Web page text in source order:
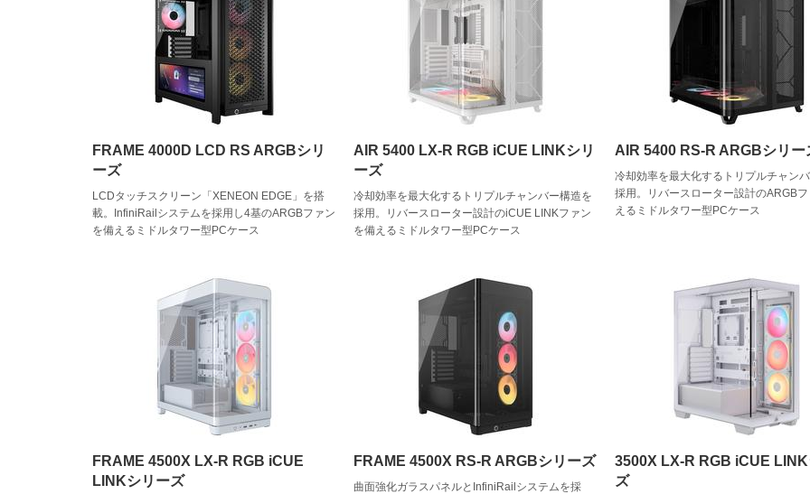
FRAME 4000D LCD RS ARGBシリ
ーズ
LCDタッチスクリーン「XENEON EDGE」を搭
載。InfiniRailシステムを採用し4基のARGBファン
を備えるミドルタワー型PCケース
AIR 5400 LX-R RGB iCUE LINKシリ
ーズ
冷却効率を最大化するトリプルチャンバー構造を
採用。リバースローター設計のiCUE LINKファン
を備えるミドルタワー型PCケース
AIR 5400 RS-R ARGBシリー
冷却効率を最大化するトリプルチャン
採用。リバースローター設計のARGB
えるミドルタワー型PCケース
FRAME 4500X LX-R RGB iCUE
LINKシリーズ
FRAME 4500X RS-R ARGBシリーズ
曲面強化ガラスパネルとInfiniRailシステムを採
3500X LX-R RGB iCUE
ズ